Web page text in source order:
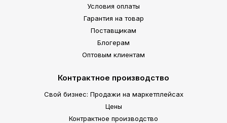
Условия оплаты
Гарантия на товар
Поставщикам
Блогерам
Оптовым клиентам
Контрактное производство
Свой бизнес: Продажи на маркетплейсах
Цены
Контрактное производство